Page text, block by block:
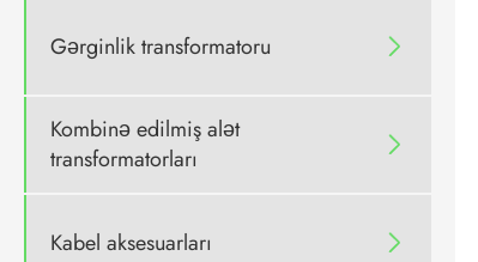
Gərginlik transformatoru 
Kombinə edilmiş alət
transformatorları

Kabel aksesuarları 